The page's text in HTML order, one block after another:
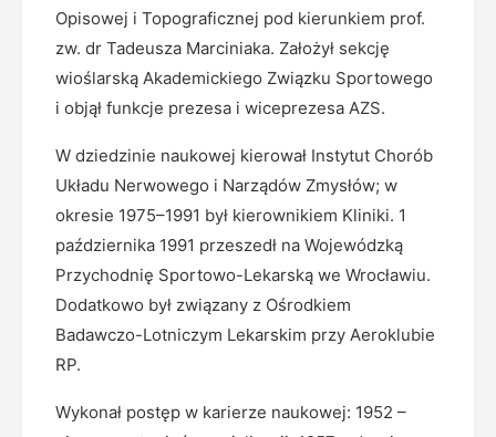
Opisowej i Topograficznej pod kierunkiem prof.
zw. dr Tadeusza Marciniaka. Założył sekcję
wioślarską Akademickiego Związku Sportowego
i objął funkcje prezesa i wiceprezesa AZS.
W dziedzinie naukowej kierował Instytut Chorób
Układu Nerwowego i Narządów Zmysłów; w
okresie 1975–1991 był kierownikiem Kliniki. 1
października 1991 przeszedł na Wojewódzką
Przychodnię Sportowo-Lekarską we Wrocławiu.
Dodatkowo był związany z Ośrodkiem
Badawczo-Lotniczym Lekarskim przy Aeroklubie
RP.
Wykonał postęp w karierze naukowej: 1952 –